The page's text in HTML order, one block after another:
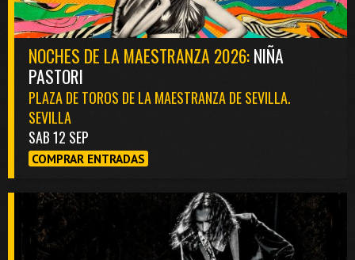
NOCHES DE LA MAESTRANZA 2026:NIÑA
PASTORI
PLAZA DE TOROS DE LA MAESTRANZA DE SEVILLA.
SEVILLA
SAB 12 SEP
COMPRAR ENTRADAS